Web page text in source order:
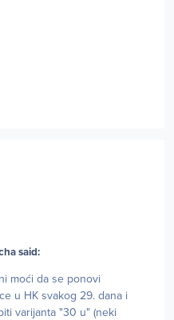
said:
moći da se ponovi
u HK svakog 29. dana i
varijanta "30 u" (neki